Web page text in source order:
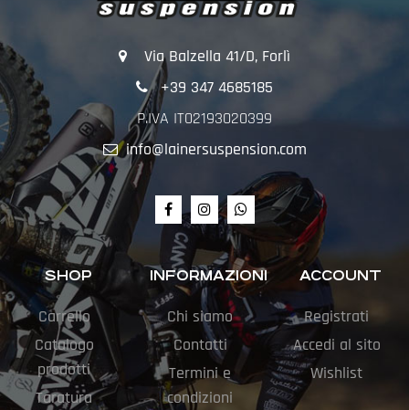
Via Balzella 41/D, Forlì
+39 347 4685185
P.IVA IT02193020399
info@lainersuspension.com
SHOP
Carrello
Catalogo
prodotti
Taratura
INFORMAZIONI
Chi siamo
Contatti
Termini e
condizioni
ACCOUNT
Registrati
Accedi al sito
Wishlist